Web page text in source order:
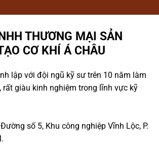
THƯƠNG MẠI SẢN
CƠ KHÍ Á CHÂU
lập với đội ngũ kỹ sư trên 10 năm làm
rất giàu kinh nghiệm trong lĩnh vực kỹ
số 5, Khu công nghiệp Vĩnh Lộc, P.